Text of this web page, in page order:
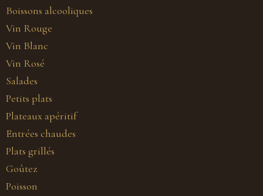
Boissons alcooliques
Vin Rouge
Vin Blanc
Vin Rosé
Salades
Petits plats
Plateaux apéritif
Entrées chaudes
Plats grillés
Goûtez
Poisson